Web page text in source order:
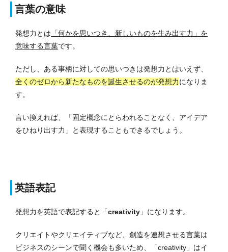
言葉の意味
発想力とは 「何かを思いつき、新しいものを生み出す力」を
意味する言葉です。
ただし、ある事柄に対しての思いつきは発想力とはいえず、
全くのゼロから新たなものを誕生させるのが発想力になりま
す。
言い換えれば、「固定概念にとらわれることなく、アイデア
をひねり出す力」と表現することもできるでしょう。
英語表記
発想力を英語で表記すると「creativity 」になります。
クリエイトやクリエイティブなど、創造を連想させる言葉は
ビジネスのシーンで聞く機会も多いため、「creativity」はイ